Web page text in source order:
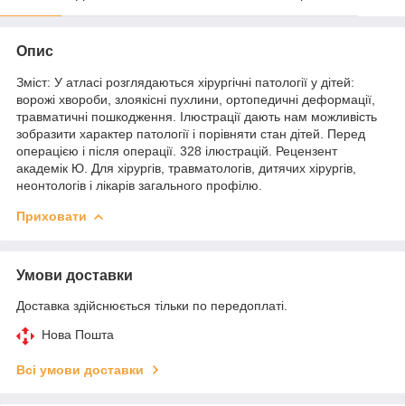
Опис
Зміст: У атласі розглядаються хірургічні патології у дітей:
ворожі хвороби, злоякісні пухлини, ортопедичні деформації,
травматичні пошкодження. Ілюстрації дають нам можливість
зобразити характер патології і порівняти стан дітей. Перед
операцією і після операції. 328 ілюстрацій. Рецензент
академік Ю. Для хірургів, травматологів, дитячих хірургів,
неонтологів і лікарів загального профілю.
Приховати
Умови доставки
Доставка здійснюється тільки по передоплаті.
Нова Пошта
Всі умови доставки